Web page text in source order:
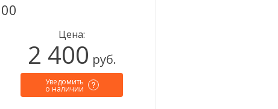
Цена:
2 400 руб.
Уведомить
о наличии